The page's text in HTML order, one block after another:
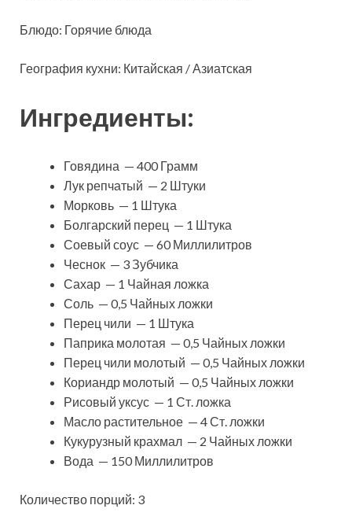
Блюдо: Горячие блюда
География кухни: Китайская / Азиатская
Ингредиенты:
Говядина — 400 Грамм
Лук репчатый — 2 Штуки
Морковь — 1 Штука
Болгарский перец — 1 Штука
Соевый соус — 60 Миллилитров
Чеснок — 3 Зубчика
Сахар — 1 Чайная ложка
Соль — 0,5 Чайных ложки
Перец чили — 1 Штука
Паприка молотая — 0,5 Чайных ложки
Перец чили молотый — 0,5 Чайных ложки
Кориандр молотый — 0,5 Чайных ложки
Рисовый уксус — 1 Ст. ложка
Масло растительное — 4 Ст. ложки
Кукурузный крахмал — 2 Чайных ложки
Вода — 150 Миллилитров
Количество порций: 3